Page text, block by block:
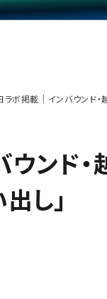
ラボ掲載｜インバウンド・
ンド
し」